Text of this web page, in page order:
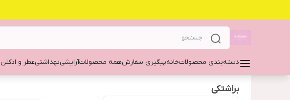
دسته‌بندی محصولاتخانهپیگیری سفارشهمه محصولاتآرایشیبهداشتیعطر و ادکلن
براشتکی